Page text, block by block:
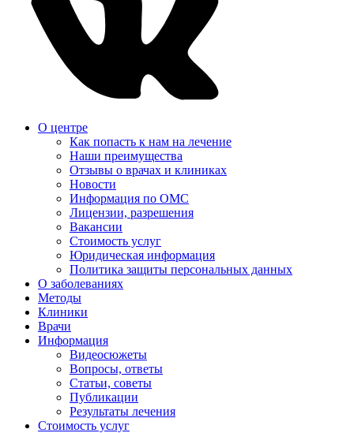
О центре
Как попасть к нам на лечение
Наши преимущества
Отзывы о врачах и клиниках
Новости
Информация по ОМС
Лицензии, разрешения
Вакансии
Стоимость услуг
Юридическая информация
Политика защиты персональных данных
О заболеваниях
Методы
Клиники
Врачи
Информация
Видеосюжеты
Вопросы, ответы
Статьи, советы
Публикации
Результаты лечения
Стоимость услуг